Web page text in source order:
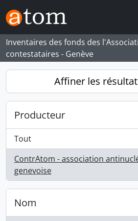
Skip to main content
Inventaires des fonds des
contestataires - Genève
Affiner les
Producteur
Tout
ContrAtom - association
genevoise
, 1 résultats
Nom